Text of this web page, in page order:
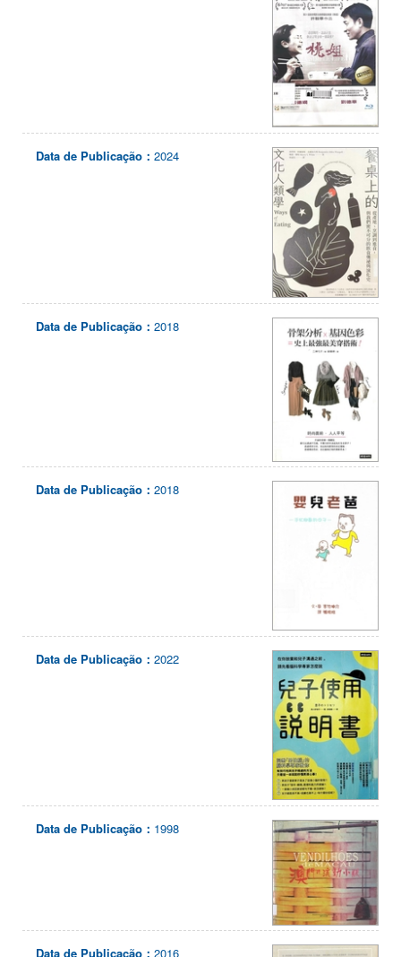
Data de Publicação： 2024
Data de Publicação： 2018
Data de Publicação： 2018
Data de Publicação： 2022
Data de Publicação： 1998
Data de Publicação： 2016